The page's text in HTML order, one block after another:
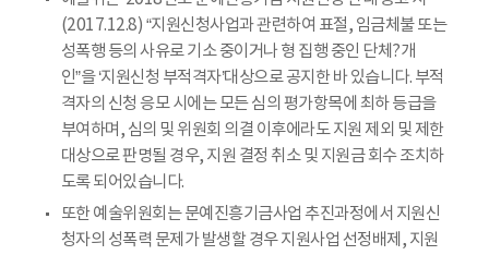
(2017.12.8) “지원신청사업과 관련하여 표절, 임금체불 또는
성폭행 등의 사유로 기소 중이거나 형 집행 중인 단체?개
인”을 ‘지원신청 부적격자’대상으로 공지한 바 있습니다. 부적
격자의 신청 응모 시에는 모든 심의 평가항목에 최하 등급을
부여하며, 심의 및 위원회 의결 이후에라도 지원 제외 및 제한
대상으로 판명될 경우, 지원 결정 취소 및 지원금 회수 조치하
도록 되어있습니다.
또한 예술위원회는 문예진흥기금사업 추진과정에서 지원신
청자의 성폭력 문제가 발생할 경우 지원사업 선정배제, 지원